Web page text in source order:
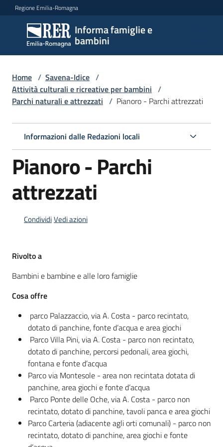
Vai al contenuto
Vai alla navigazione
Vai al footer
Regione Emilia-Romagna
Informa famiglie e
bambini
Informa
famiglie
e
bambini
per
famiglie
Informazioni
Newsletter
Home / Savena-Idice /
Attività culturali e ricreative per bambini /
Parchi naturali e attrezzati / Pianoro - Parchi attrezzati
Informazioni dalle Redazioni locali
Pianoro - Parchi
attrezzati
CondividiVedi azioni
Rivolto a
Bambini e bambine e alle loro famiglie
Cosa offre
parco Palazzaccio, via A. Costa - parco recintato,
dotato di panchine, fonte d’acqua e area giochi
Parco Villa Pini, via A. Costa - parco non recintato,
dotato di panchine, percorsi pedonali, area giochi,
fontana e fonte d’acqua
Parco via Montesole - area non recintata dotata di
panchine, area giochi e fonte d’acqua
Parco Ponte delle Oche, via A. Costa - parco non
recintato, dotato di panchine, tavoli panca e area giochi
Parco Carteria (adiacente agli orti comunali) - parco non
recintato, dotato di panchine, area giochi e fonte